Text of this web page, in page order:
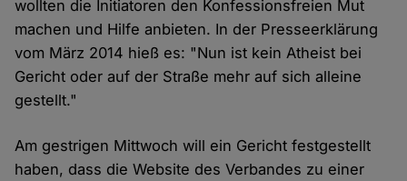
wollten die Initiatoren den Konfessionsfreien Mut
machen und Hilfe anbieten. In der Presseerklärung
vom März 2014 hieß es: "Nun ist kein Atheist bei
Gericht oder auf der Straße mehr auf sich alleine
gestellt."
Am gestrigen Mittwoch will ein Gericht festgestellt
haben, dass die Website des Verbandes zu einer